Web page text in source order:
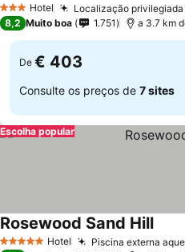
3 EstrelasHotel Localização
8,2 Muito boa 1.751 a 3.7 km
De € 403
Consulte os preços de 7 sites
Escolha popular
5 Estrelas Hotel Piscina externa
Rosewood Sand Hill